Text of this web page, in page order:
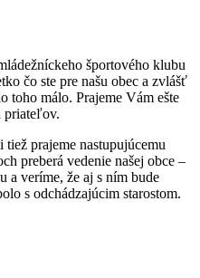
športového klubu
čo ste pre našu obec a zvlášť
toho málo. Prajeme Vám ešte
priateľov.
prajeme nastupujúcemu
preberá vedenie našej obce –
veríme, že aj s ním bude
s odchádzajúcim starostom.